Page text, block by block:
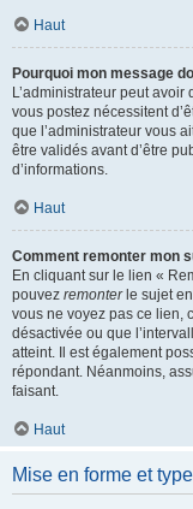
Haut
Pourquoi mon message
L’administrateur peut
vous postez nécessitent
que l’administrateur vous
être validés avant d’être
d’informations.
Haut
Comment remonter mon
En cliquant sur le lien «
pouvez remonterle sujet
vous ne voyez pas ce lien,
désactivée ou que
atteint. Il est également
répondant. Néanmoins,
faisant.
Haut
Mise en forme et